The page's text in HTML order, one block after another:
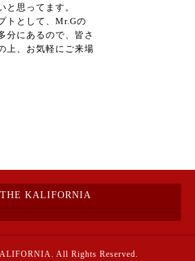
と思ってます。
トとして、Mr.Gの
分にあるので、皆さ
上、お気軽にご来場
THE KALIFORNIA
. All Rights Reserved.